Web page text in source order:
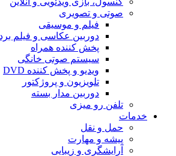
صوتی و تصویری
فیلم و موسیقی
دوربین عکاسی و فیلم
پخش کننده همراه
سیستم صوتی خانگی
ویدیو و پخش کننده DVD
تلویزیون و پروژکتور
دوربین مدار بسته
تلفن رو میزی
خدمات
حمل و نقل
پیشه و مهارت
آرایشگری و زیبایی